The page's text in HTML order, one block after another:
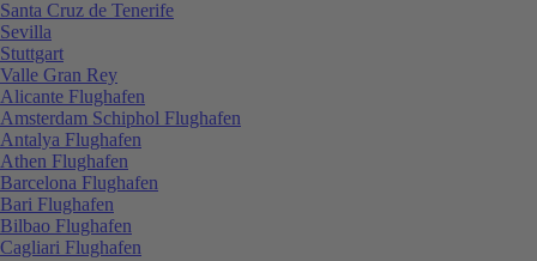
Santa Cruz de Tenerife
Sevilla
Stuttgart
Valle Gran Rey
Alicante Flughafen
Amsterdam Schiphol Flughafen
Antalya Flughafen
Athen Flughafen
Barcelona Flughafen
Bari Flughafen
Bilbao Flughafen
Cagliari Flughafen